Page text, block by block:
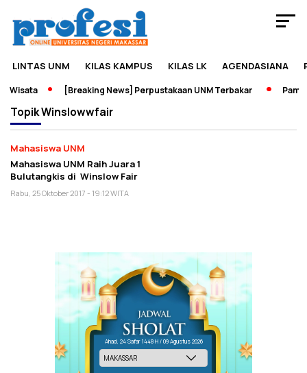
LINTAS UNM KILAS KAMPUS KILAS LK AGENDASIANA
Wisata [Breaking News] Perpustakaan UNM Terbakar
TopikWinslowwfair
Mahasiswa UNM
Mahasiswa UNM Raih Juara 1
Bulutangkis di Winslow Fair
Rabu, 25 Oktober 2017 - 19:12 WITA
Ahad, 24 Safar 1448 H / 09 Agustus 2026